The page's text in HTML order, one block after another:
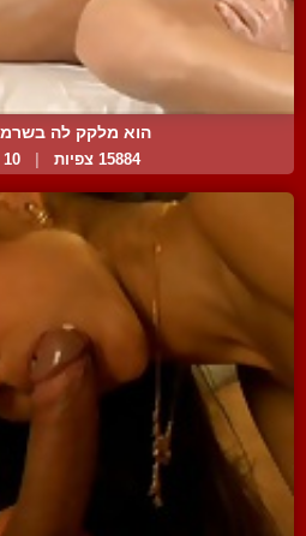
הוא מלקק לה
15884 צפיות 10 המלצות